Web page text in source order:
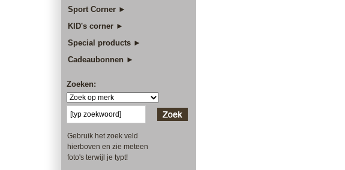
Sport Corner ►
KID's corner ►
Special products ►
Cadeaubonnen ►
Zoeken:
Gebruik het zoek veld
hierboven en zie meteen
foto's terwijl je typt!